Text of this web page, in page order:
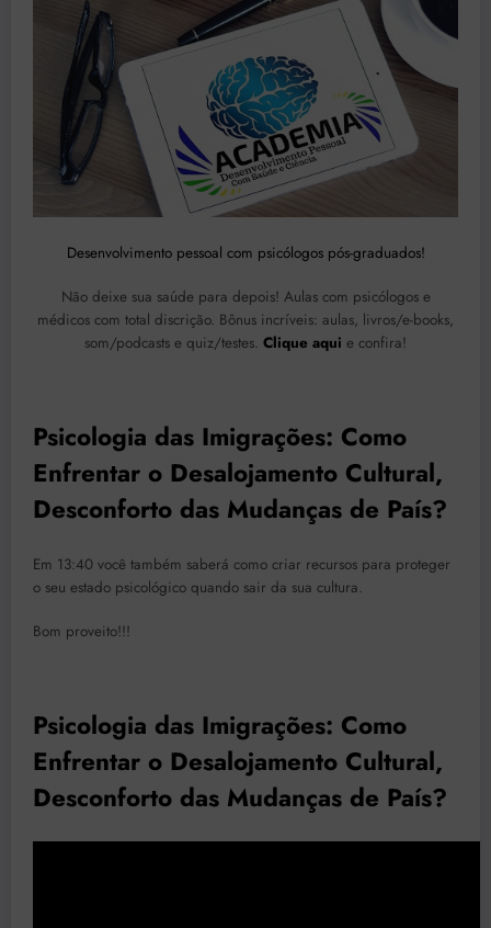
Desenvolvimento pessoal com psicólogos pós-graduados!
Não deixe sua saúde para depois! Aulas com psicólogos e
médicos com total discrição. Bônus incríveis: aulas, livros/e-books,
som/podcasts e quiz/testes. Clique aqui e confira!
Psicologia das Imigrações: Como
Enfrentar o Desalojamento Cultural,
Desconforto das Mudanças de País?
Em 13:40 você também saberá como criar recursos para proteger
o seu estado psicológico quando sair da sua cultura.
Bom proveito!!!
Psicologia das Imigrações: Como
Enfrentar o Desalojamento Cultural,
Desconforto das Mudanças de País?